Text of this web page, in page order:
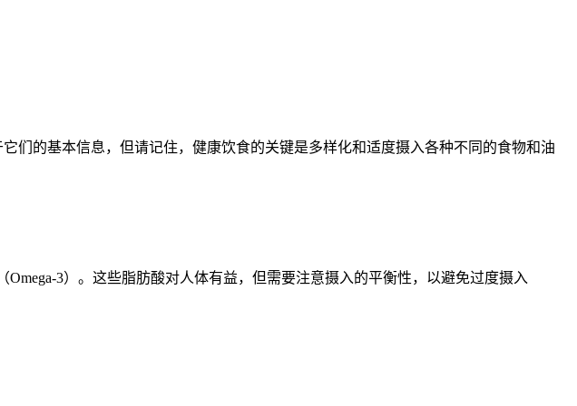
的基本信息，但请记住，健康饮食的关键是多样化和适度摄入各种不同的食物和油
3）。这些脂肪酸对人体有益，但需要注意摄入的平衡性，以避免过度摄入